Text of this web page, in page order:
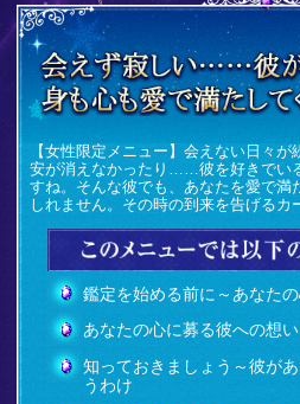
【女性限定メニュー】会えない日々
安が消えなかったり……彼を好きでい
すね。そんな彼でも、あなたを愛で満
しれません。その時の到来を告げるカ
鑑定を始める前に～あなた
あなたの心に募る彼への想
知っておきましょう～彼が
うわけ